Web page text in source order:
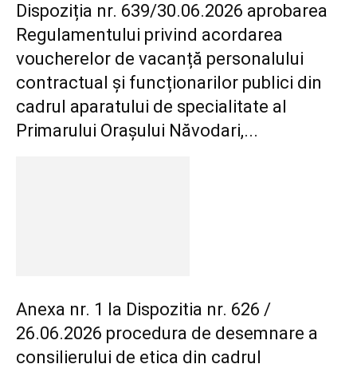
Dispoziția nr. 639/30.06.2026 aprobarea
Regulamentului privind acordarea
voucherelor de vacanță personalului
contractual și funcționarilor publici din
cadrul aparatului de specialitate al
Primarului Orașului Năvodari,...
Anexa nr. 1 la Dispozitia nr. 626 /
26.06.2026 procedura de desemnare a
consilierului de etica din cadrul